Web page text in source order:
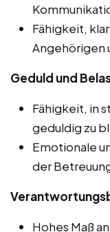
Fähigkeit,
Angehörigen
Geduld und
Fähigkeit, in
geduldig zu
Emotionale
der
Hohes Maß